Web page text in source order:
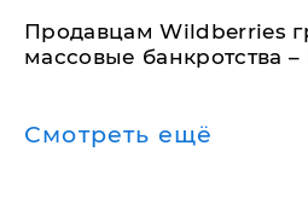
Продавцам Wildberries
массовые банкротства –
Смотреть ещё